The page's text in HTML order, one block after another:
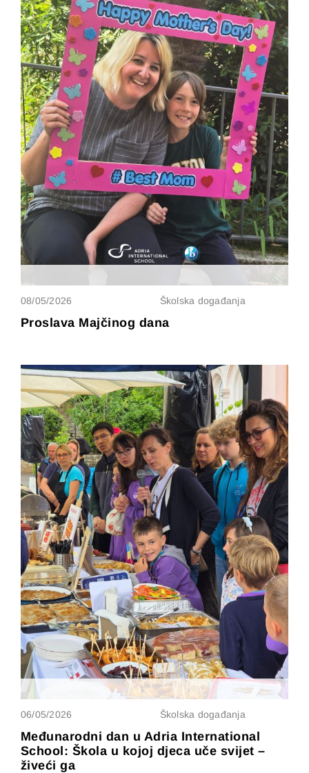
08/05/2026 Školska događanja
Proslava Majčinog dana
06/05/2026 Školska događanja
Međunarodni dan u Adria International
School: Škola u kojoj djeca uče svijet –
živeći ga